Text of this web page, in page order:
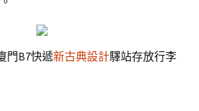
門B7快遞新古典設計驛站存放行李